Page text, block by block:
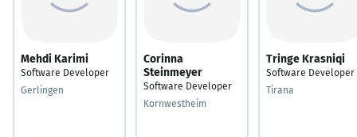
Mehdi Karimi
Software Developer
Gerlingen
Corinna
Steinmeyer
Software Developer
Kornwestheim
Tringe Krasniqi
Software Developer
Tirana